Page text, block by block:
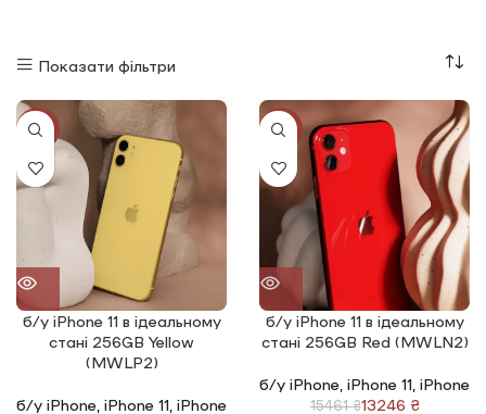
Показати фільтри
-14%
б/у iPhone 11 в ідеальному
стані 256GB Yellow
(MWLP2)
б/у iPhone iPhone 11 iPhone
-14%
б/у iPhone 11 в ідеальному
стані 256GB Red (MWLN2)
б/у iPhone iPhone 11 iPhone
15461₴13246 ₴